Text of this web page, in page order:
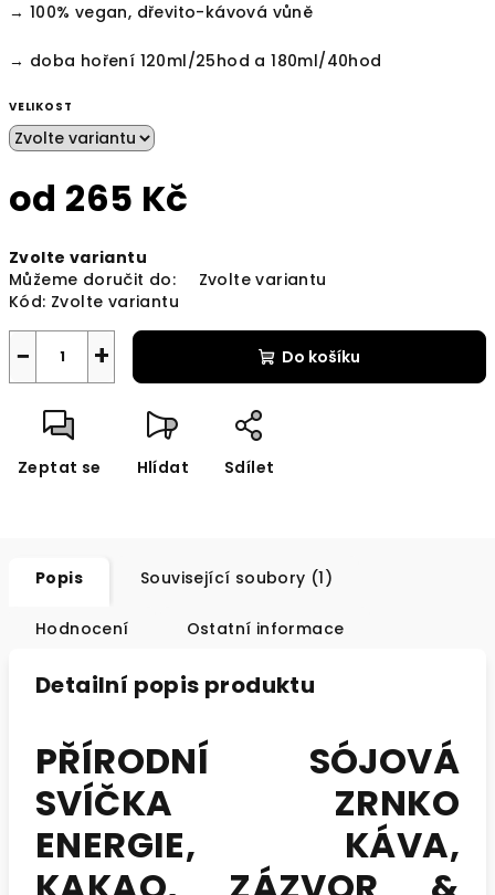
→ 100% vegan, dřevito-kávová vůně
→ doba hoření 120ml/25hod a 180ml/40hod
VELIKOST
od 265 Kč
cena:
Zvolte variantu
Můžeme doručit do:
Zvolte variantu
Kód: Zvolte variantu
+
− Do košíku
Zeptat se Hlídat Sdílet
Popis Související soubory (1)
Hodnocení Ostatní informace
Detailní popis produktu
PŘÍRODNÍ SÓJOVÁ
SVÍČKA ZRNKO
ENERGIE, KÁVA,